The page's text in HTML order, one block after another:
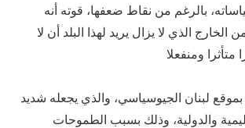
بالرغم من نقاط ضعفها، قوته أنه
الذي لا يزال يريد لهذا البلد أن لا
بموقع لبنان الجيوسياسي، والذي يجعله شديد
والدولية، وذلك بسبب الطموحات